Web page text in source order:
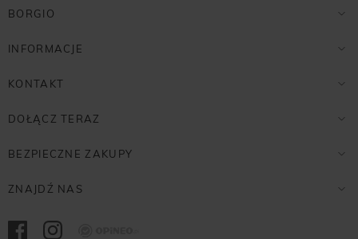
BORGIO
INFORMACJE
KONTAKT
DOŁĄCZ TERAZ
BEZPIECZNE ZAKUPY
ZNAJDŹ NAS